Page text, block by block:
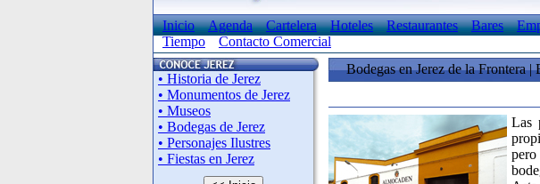
Inicio Agenda Cartelera Hoteles Restaurantes Bares
Tiempo
Contacto Comercial
• Historia de Jerez
• Monumentos de Jerez
• Museos
• Bodegas de Jerez
• Personajes Ilustres
• Fiestas en Jerez
Bodegas en Jerez de la Frontera |
Las
pero